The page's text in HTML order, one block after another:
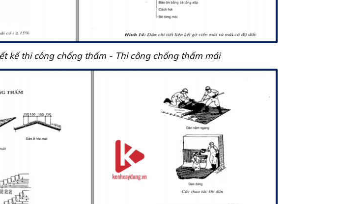
kế thi công chống thấm - Thi công chống thấm mái